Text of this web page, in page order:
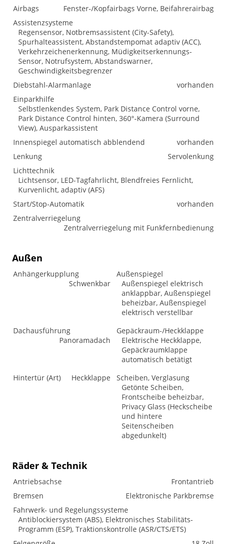
Airbags
Fenster-/Kopfairbags Vorne, Beifahrerairbag
Assistenzsysteme
Regensensor, Notbremsassistent (City-Safety),
Spurhalteassistent, Abstandstempomat adaptiv (ACC),
Verkehrzeichenerkennung, Müdigkeitserkennungs-
Sensor, Notrufsystem, Abstandswarner,
Geschwindigkeitsbegrenzer
Diebstahl-Alarmanlage
vorhanden
Einparkhilfe
Selbstlenkendes System, Park Distance Control vorne,
Park Distance Control hinten, 360°-Kamera (Surround
View), Ausparkassistent
Innenspiegel automatisch abblendend
vorhanden
Lenkung
Servolenkung
Lichttechnik
Lichtsensor, LED-Tagfahrlicht, Blendfreies Fernlicht,
Kurvenlicht, adaptiv (AFS)
Start/Stop-Automatik
vorhanden
Zentralverriegelung
Zentralverriegelung mit Funkfernbedienung
Außen
Anhängerkupplung
Schwenkbar
Außenspiegel
Außenspiegel elektrisch
anklappbar, Außenspiegel
beheizbar, Außenspiegel
elektrisch verstellbar
Dachausführung
Panoramadach
Gepäckraum-/Heckklappe
Elektrische Heckklappe,
Gepäckraumklappe
automatisch betätigt
Hintertür (Art)
Heckklappe
Scheiben, Verglasung
Getönte Scheiben,
Frontscheibe beheizbar,
Privacy Glass (Heckscheibe
und hintere
Seitenscheiben
abgedunkelt)
Räder & Technik
Antriebsachse
Frontantrieb
Bremsen
Elektronische Parkbremse
Fahrwerk- und Regelungssysteme
Antiblockiersystem (ABS), Elektronisches Stabilitäts-
Programm (ESP), Traktionskontrolle (ASR/CTS/ETS)